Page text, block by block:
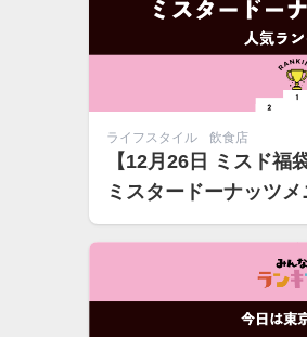
ライフスタイル 飲食店
【12月26日 ミスド福
ミスタードーナッツ